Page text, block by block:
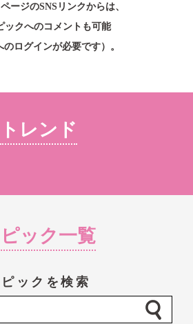
用方針
阪市西成区橘3-20-28
© skinix. All Rights Reserved.
ージのSNSリンクからは、
ックへのコメントも可能
のログインが必要です）。
トレンド
ピック一覧
ピックを検索